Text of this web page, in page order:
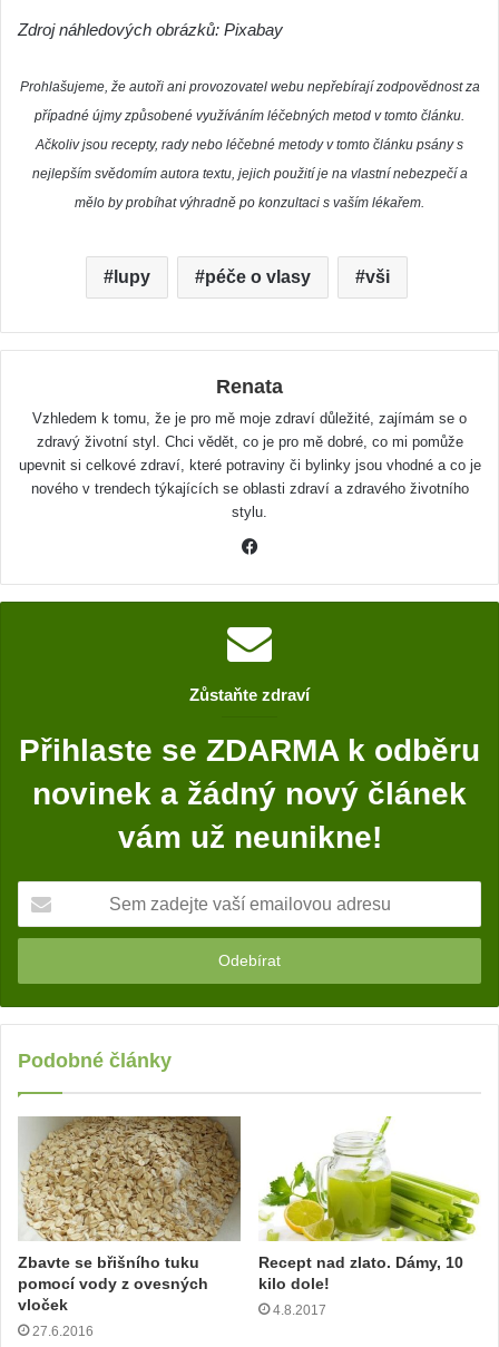
Zdroj náhledových obrázků: Pixabay
Prohlašujeme, že autoři ani provozovatel webu nepřebírají zodpovědnost za
případné újmy způsobené využíváním léčebných metod v tomto článku.
Ačkoliv jsou recepty, rady nebo léčebné metody v tomto článku psány s
nejlepším svědomím autora textu, jejich použití je na vlastní nebezpečí a
mělo by probíhat výhradně po konzultaci s vaším lékařem.
lupy péče o vlasy vši
Renata
Vzhledem k tomu, že je pro mě moje zdraví důležité, zajímám se o
zdravý životní styl. Chci vědět, co je pro mě dobré, co mi pomůže
upevnit si celkové zdraví, které potraviny či bylinky jsou vhodné a co je
nového v trendech týkajících se oblasti zdraví a zdravého životního
stylu.
c
e
b
Zůstaňte zdraví
Přihlaste se ZDARMA k odběru
novinek a žádný nový článek
vám už neunikne!
m
a
d
j
e
š
í
m
a
i
l
o
Podobné články
Zbavte se břišního tuku
pomocí vody z ovesných
vloček
27.6.2016
Recept nad zlato. Dámy, 10
kilo dole!
4.8.2017